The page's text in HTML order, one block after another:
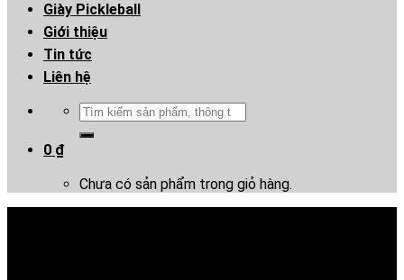
Giày Pickleball
Giới thiệu
Tin tức
Liên hệ
Tìm
0 ₫
Chưa có sản phẩm trong giỏ hàng.